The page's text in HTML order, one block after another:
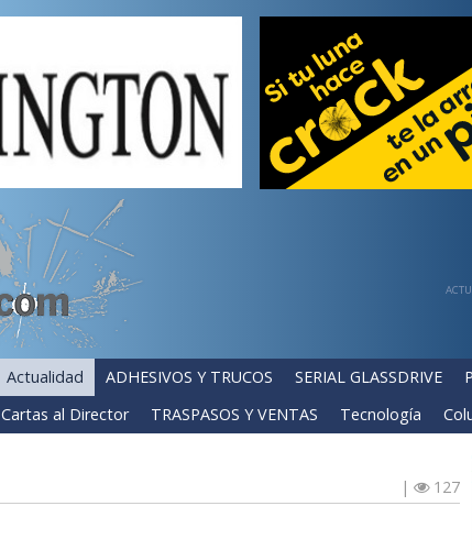
Actualidad ADHESIVOS Y TRUCOS SERIAL GLASSDRIVE
Cartas al Director TRASPASOS Y VENTAS Tecnología
| 127